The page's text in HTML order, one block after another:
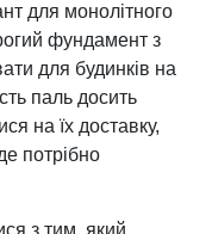
для монолітного
фундамент з
для будинків на
паль досить
на їх доставку,
потрібно